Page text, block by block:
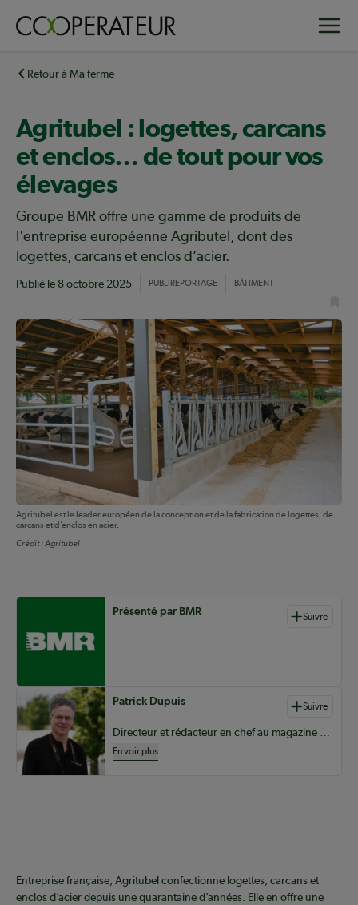
principalRetour à Ma ferme
Agritubel : logettes, carcans
et enclos… de tout pour vos
élevages
Groupe BMR offre une gamme de produits de
l'entreprise européenne Agributel, dont des
logettes, carcans et enclos d’acier.
Publié le 8 octobre 2025 PUBLIREPORTAGE BÂTIMENT
Agritubel est le leader européen de la conception et de la fabrication de logettes, de
carcans et d’enclos en acier.
Crédit :Agritubel
Auteurs de contenu
Présenté par BMR Suivre
Patrick Dupuis Suivre
Directeur et rédacteur en chef au magazine Coopérateur
En voir plus
Entreprise française, Agritubel confectionne logettes, carcans et
enclos d’acier depuis une quarantaine d’années. Elle en offre une